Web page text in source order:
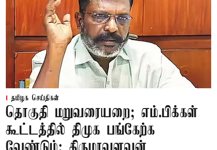
தமிழக செய்திகள்
தொகுதி மறுவரையறை; எம்.பிக்கள்
கூட்டத்தில் திமுக பங்கேற்க